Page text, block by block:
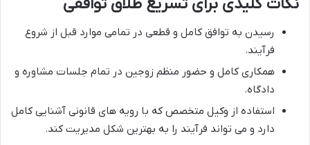
نکات کلیدی برای تسریع طلاق توافقی
رسیدن به توافق کامل و قطعی در تمامی موارد قبل از شروع
فرآیند.
همکاری کامل و حضور منظم زوجین در تمام جلسات مشاوره و
دادگاه.
استفاده از وکیل متخصص که با رویه های قانونی آشنایی کامل
دارد و می تواند فرآیند را به بهترین شکل مدیریت کند.